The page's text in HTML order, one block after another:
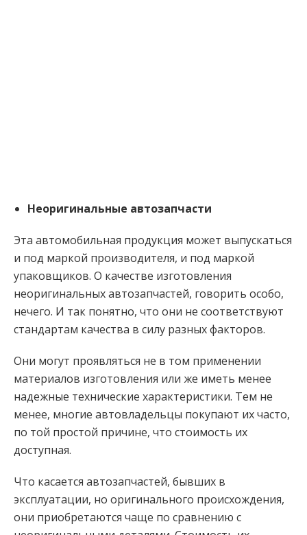
Неоригинальные автозапчасти
Эта автомобильная продукция может выпускаться
и под маркой производителя, и под маркой
упаковщиков. О качестве изготовления
неоригинальных автозапчастей, говорить особо,
нечего. И так понятно, что они не соответствуют
стандартам качества в силу разных факторов.
Они могут проявляться не в том применении
материалов изготовления или же иметь менее
надежные технические характеристики. Тем не
менее, многие автовладельцы покупают их часто,
по той простой причине, что стоимость их
доступная.
Что касается автозапчастей, бывших в
эксплуатации, но оригинального происхождения,
они приобретаются чаще по сравнению с